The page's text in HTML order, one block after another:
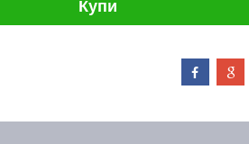
Купи